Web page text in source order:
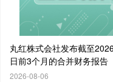
丸红株式会社发布截至
日前3个月的合并财务报告
2026-08-06